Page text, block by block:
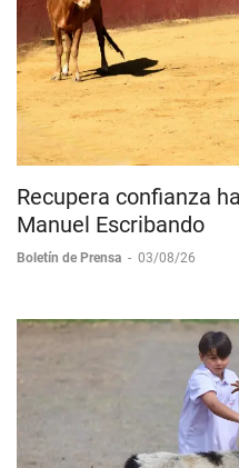
Recupera confianza
Manuel Escribando
Boletín de Prensa - 03/08/26